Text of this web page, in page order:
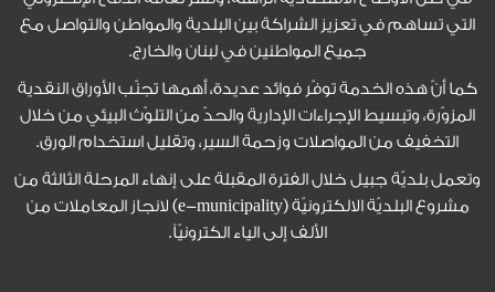
التي تساهم في تعزيز الشراكة بين البلدية والمواطن والتواصل مع
جميع المواطنين في لبنان والخارج.
كما أنّ هذه الخدمة توفّر فوائد عديدة، أهمها تجنّب الأوراق النقدية
المزوّرة، وتبسيط الإجراءات الإدارية والحدّ من التلوّث البيئي من خلال
التخفيف من المواصلات وزحمة السير، وتقليل استخدام الورق.
وتعمل بلديّة جبيل خلال الفترة المقبلة على إنهاء المرحلة الثالثة من
مشروع البلديّة الالكترونيّة (e-municipality) لانجاز المعاملات من
الألف إلى الياء الكترونيّاً.